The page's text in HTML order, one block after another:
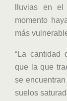
lluvias en
momento
más
“La cantidad
que la que
se
suelos